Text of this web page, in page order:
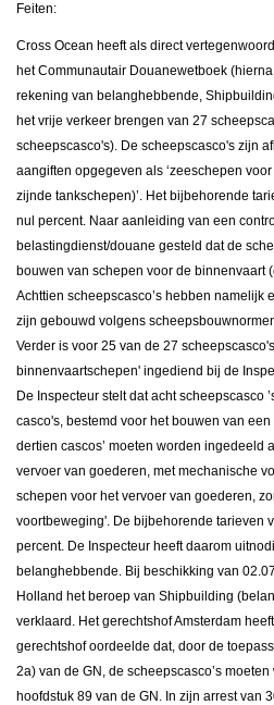
Feiten:
Cross Ocean heeft als direct
het Communautair Douanewetboek
rekening van belanghebbende,
het vrije verkeer brengen van 27
scheepscasco's). De scheepscasco's zijn
aangiften opgegeven als ‘zeeschepen
zijnde tankschepen)’. Het bijbehorende
nul percent. Naar aanleiding van een
belastingdienst/douane gesteld dat de
bouwen van schepen voor de binnenvaart
Achttien scheepscasco’s hebben namelijk
zijn gebouwd volgens
Verder is voor 25 van de 27
binnenvaartschepen' ingediend bij de
De Inspecteur stelt dat acht scheepscasco
casco's, bestemd voor het bouwen van
dertien cascos’ moeten worden ingedeeld
vervoer van goederen, met mechanische
schepen voor het vervoer van goederen,
voortbeweging'. De bijbehorende tarieven
percent. De Inspecteur heeft daarom
belanghebbende. Bij beschikking van
Holland het beroep van Shipbuilding
verklaard. Het gerechtshof Amsterdam
gerechtshof oordeelde dat, door de
2a) van de GN, de scheepscasco’s
hoofdstuk 89 van de GN. In zijn arrest van